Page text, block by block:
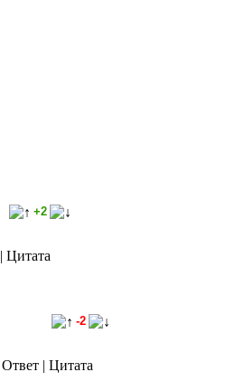
Цитата
+2
Ответ | Цитата
-2